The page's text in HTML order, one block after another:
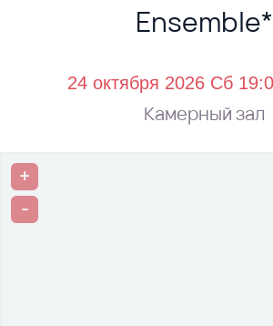
Ensemble*
Камерный зал
+
-